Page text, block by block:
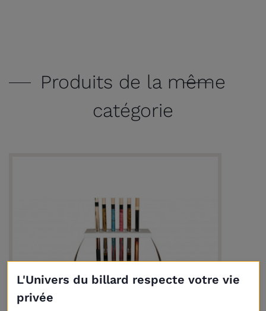
Produits de la même
catégorie
L'Univers du billard respecte votre vie
privée